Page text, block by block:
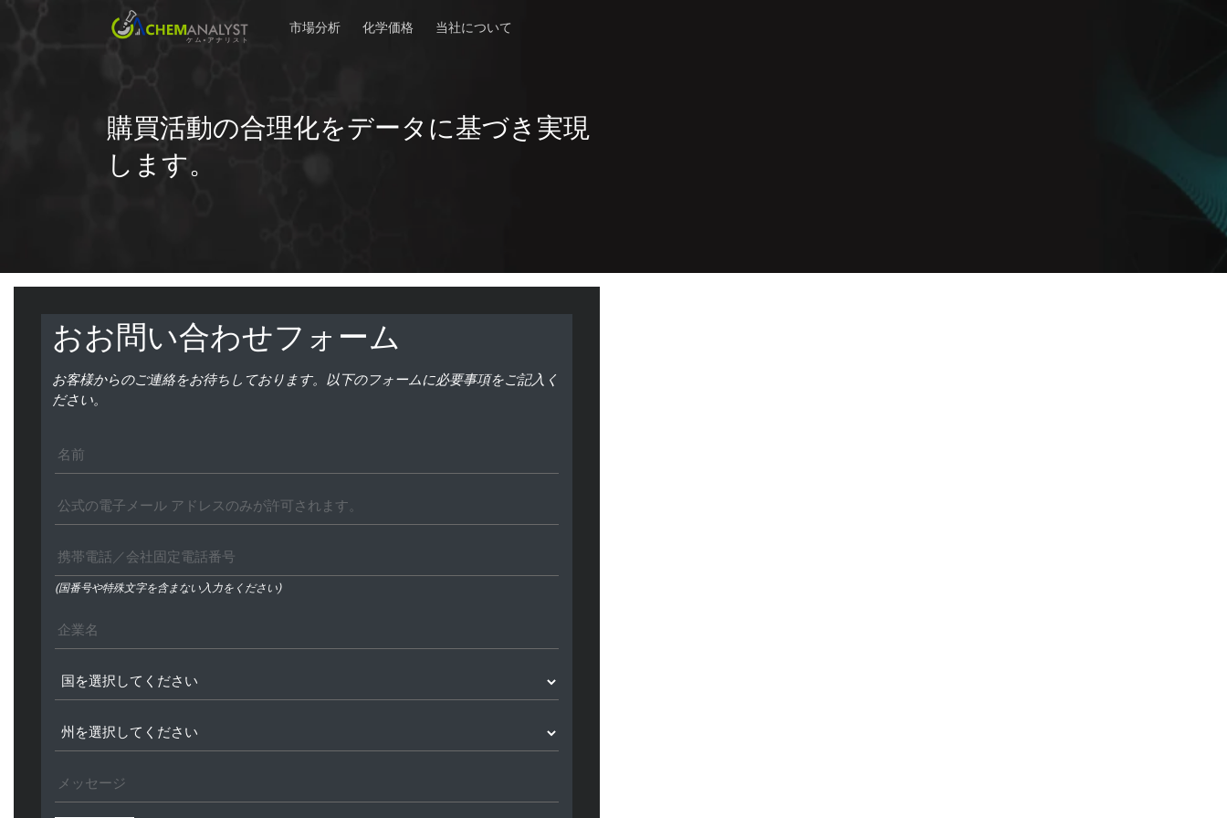
市場分析 化学価格 当社について
購買活動の合理化をデータに基づき実現
します。
おお問い合わせフォーム
お客様からのご連絡をお待ちしております。以下のフォームに必要事項をご記入く
ださい。
(国番号や特殊文字を含まない入力をください)